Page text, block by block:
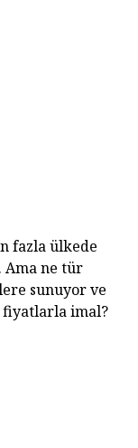
fazla ülkede
Ama ne tür
sunuyor ve
imal?